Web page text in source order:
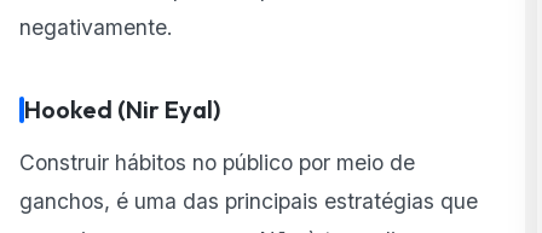
negativamente.
Hooked (Nir Eyal)
Construir hábitos no público por meio de
ganchos, é uma das principais estratégias que